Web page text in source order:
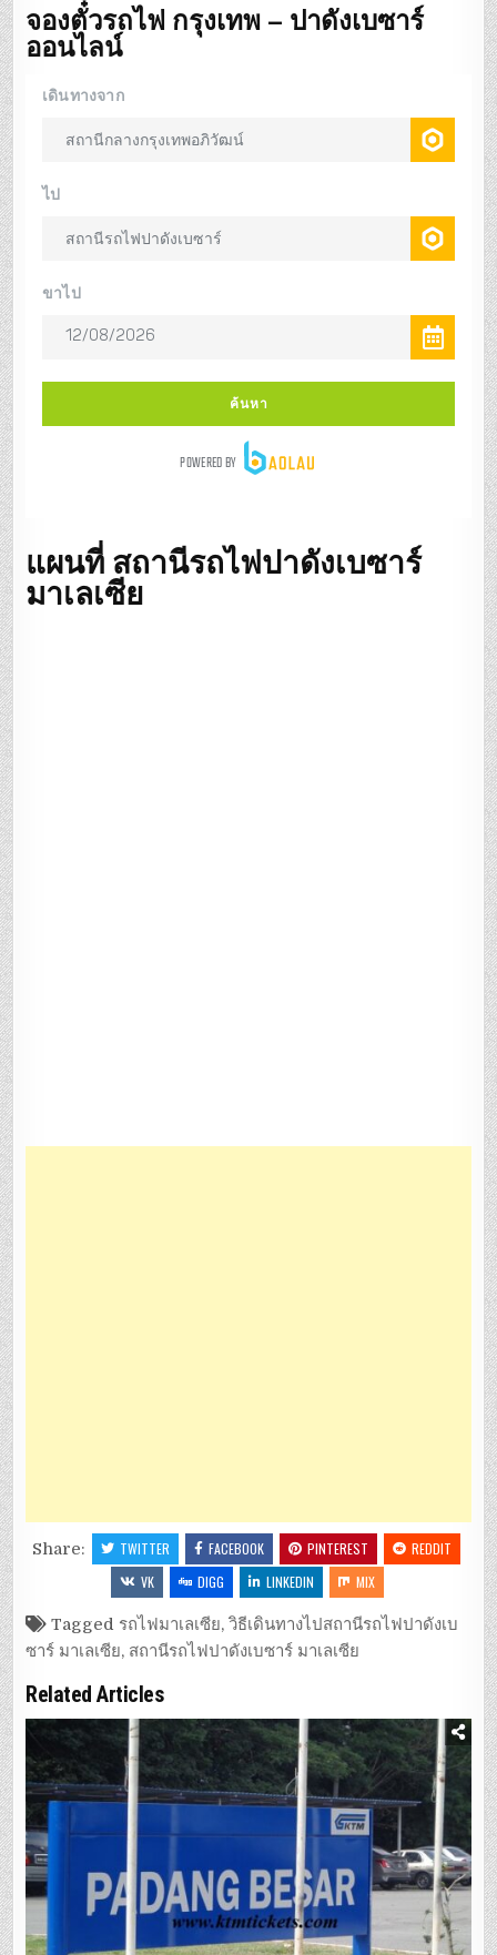
จองตั๋วรถไฟ กรุงเทพ – ปาดังเบซาร์
ออนไลน์
แผนที่ สถานีรถไฟปาดังเบซาร์
มาเลเซีย
Share: TWITTER FACEBOOK PINTEREST
REDDIT
VK
DIGG LINKEDIN MIX
Tagged รถไฟมาเลเซีย,วิธีเดินทางไปสถานีรถไฟปาดังเบ
ซาร์ มาเลเซีย, สถานีรถไฟปาดังเบซาร์ มาเลเซีย
Related Articles